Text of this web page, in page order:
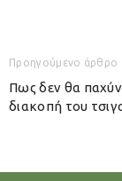
Προηγούμενο άρθρο
Πως δεν θα
διακοπή του